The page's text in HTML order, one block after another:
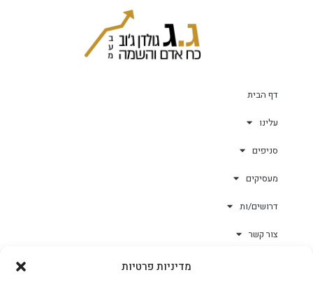
מדיניות פרטיות
דף הבית
עלינו
סניפים
מעסיקים
דרושים/ות
צור קשר